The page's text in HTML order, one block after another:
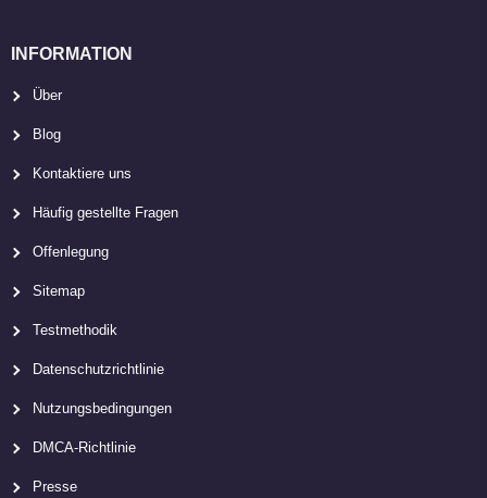
INFORMATION
Über
Blog
Kontaktiere uns
Häufig gestellte Fragen
Offenlegung
Sitemap
Testmethodik
Datenschutzrichtlinie
Nutzungsbedingungen
DMCA-Richtlinie
Presse